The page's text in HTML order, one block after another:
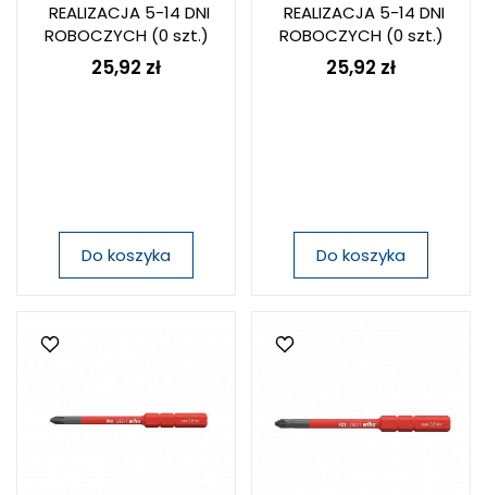
REALIZACJA 5-14 DNI
ROBOCZYCH(0 szt.)
25,92 zł
Do koszyka
REALIZACJA 5-14 DNI
ROBOCZYCH(0 szt.)
25,92 zł
Do koszyka